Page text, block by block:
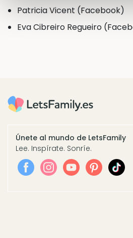
Patricia Vicent (Facebook)
Eva Cibreiro Regueiro
Únete al mundo de LetsFamily
Lee. Inspírate. Sonríe.